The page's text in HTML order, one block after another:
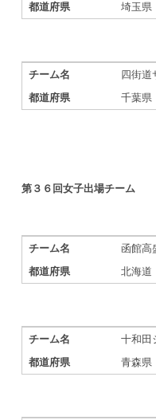
都道府県
埼玉県
チーム名
四街道
都道府県
千葉県
第３６回女子出場チーム
チーム名
函館高
都道府県
北海道
チーム名
十和田
都道府県
青森県